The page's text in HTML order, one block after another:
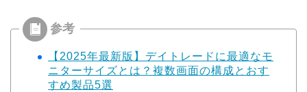
【2025年最新版】デイトレードに最適なモ
ニターサイズとは？複数画面の構成とおす
すめ製品5選